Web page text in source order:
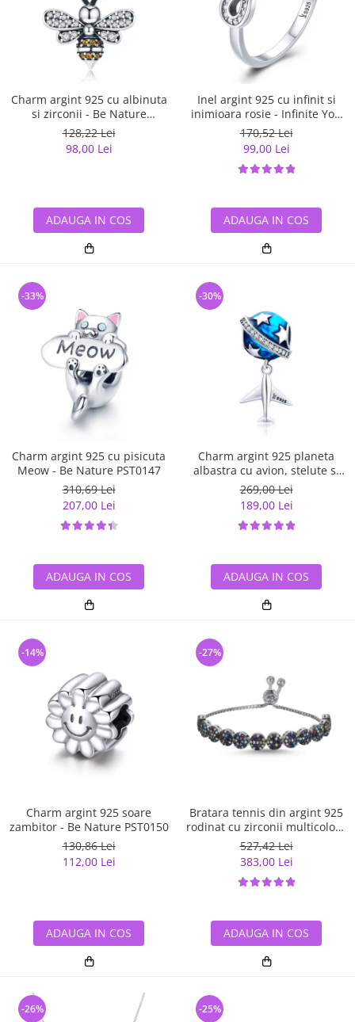
Charm argint 925 cu albinuta
si zirconii - Be Nature
PST0143
128,22 Lei
98,00 Lei
ADAUGA IN COS
Inel argint 925 cu infinit si
inimioara rosie - Infinite You
IST0062
170,52 Lei
99,00 Lei
ADAUGA IN COS
Charm argint 925 cu pisicuta
Meow - Be Nature PST0147
310,69 Lei
207,00 Lei
-33%
ADAUGA IN COS
Charm argint 925 planeta
albastra cu avion, stelute si
zirconii albe PST0149
269,00 Lei
189,00 Lei
-30%
ADAUGA IN COS
Charm argint 925 soare
zambitor - Be Nature PST0150
130,86 Lei
112,00 Lei
-14%
ADAUGA IN COS
Bratara tennis din argint 925
rodinat cu zirconii multicolore
- Be Elegant BTU0108
527,42 Lei
383,00 Lei
-27%
ADAUGA IN COS
-26% -25%